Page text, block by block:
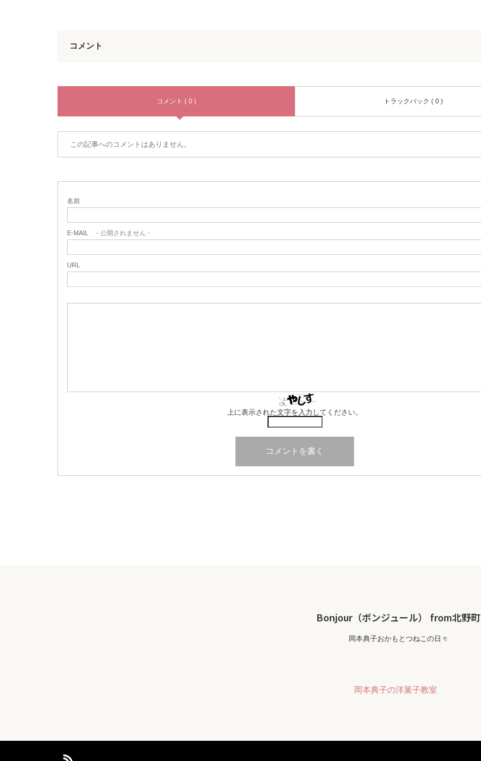
コメント
コメント ( 0 ) トラックバック ( 0 )
この記事へのコメントはありません。
名前
E-MAIL - 公開されません -
URL
上に表示された文字を入力してください。
Bonjour（ボンジュール） from北野町
岡本典子おかもとつねこの日々
岡本典子の洋菓子教室